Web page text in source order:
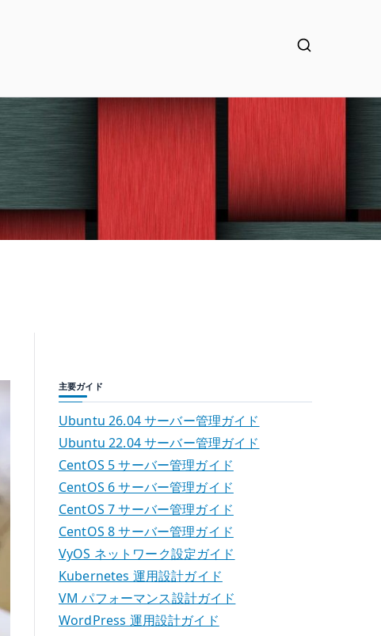
主要ガイド
Ubuntu 26.04 サーバー管理ガイド
Ubuntu 22.04 サーバー管理ガイド
CentOS 5 サーバー管理ガイド
CentOS 6 サーバー管理ガイド
CentOS 7 サーバー管理ガイド
CentOS 8 サーバー管理ガイド
VyOS ネットワーク設定ガイド
Kubernetes 運用設計ガイド
VM パフォーマンス設計ガイド
WordPress 運用設計ガイド